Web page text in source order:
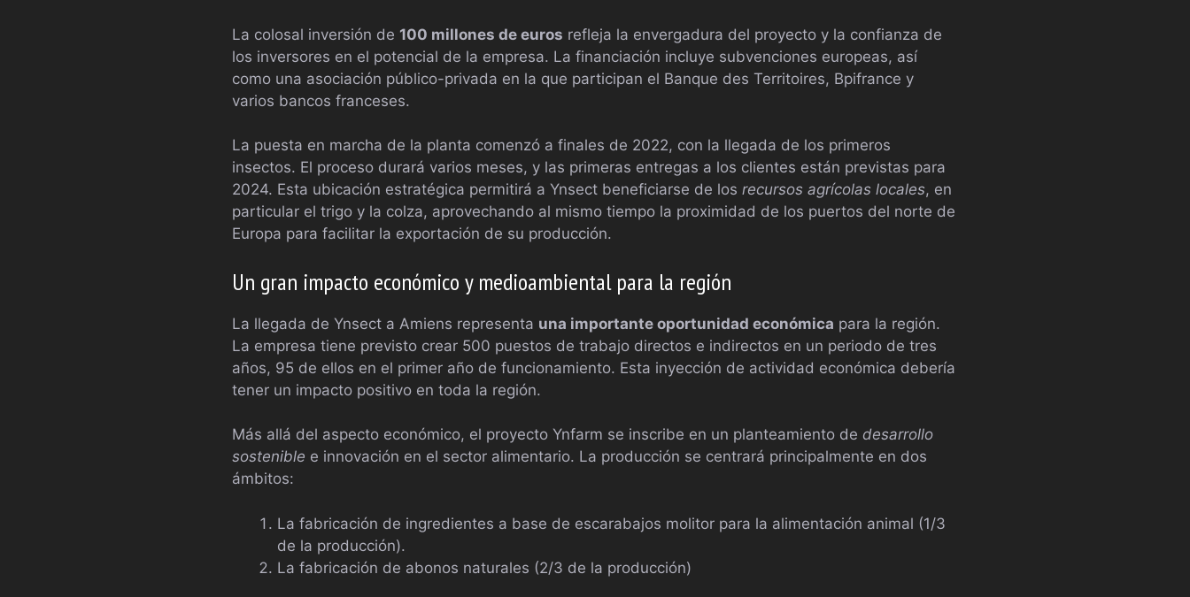
La colosal inversión de 100 millones de euros refleja la envergadura del proyecto y la confianza de
los inversores en el potencial de la empresa. La financiación incluye subvenciones europeas, así
como una asociación público-privada en la que participan el Banque des Territoires, Bpifrance y
varios bancos franceses.
La puesta en marcha de la planta comenzó a finales de 2022, con la llegada de los primeros
insectos. El proceso durará varios meses, y las primeras entregas a los clientes están previstas para
2024. Esta ubicación estratégica permitirá a Ynsect beneficiarse de los recursos agrícolas locales, en
particular el trigo y la colza, aprovechando al mismo tiempo la proximidad de los puertos del norte de
Europa para facilitar la exportación de su producción.
Un gran impacto económico y medioambiental para la región
La llegada de Ynsect a Amiens representa una importante oportunidad económica para la región.
La empresa tiene previsto crear 500 puestos de trabajo directos e indirectos en un periodo de tres
años, 95 de ellos en el primer año de funcionamiento. Esta inyección de actividad económica debería
tener un impacto positivo en toda la región.
Más allá del aspecto económico, el proyecto Ynfarm se inscribe en un planteamiento de desarrollo
sostenible e innovación en el sector alimentario. La producción se centrará principalmente en dos
ámbitos:
La fabricación de ingredientes a base de escarabajos molitor para la alimentación animal (1/3
de la producción).
La fabricación de abonos naturales (2/3 de la producción)